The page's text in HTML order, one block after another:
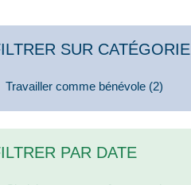
SUR CATÉGORIE
Travailler comme bénévole (2)
PAR DATE